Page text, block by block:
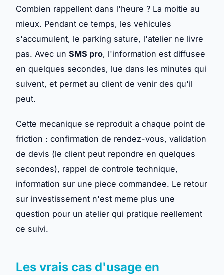
Combien rappellent dans l'heure ? La moitie au
mieux. Pendant ce temps, les vehicules
s'accumulent, le parking sature, l'atelier ne livre
pas. Avec un SMS pro, l'information est diffusee
en quelques secondes, lue dans les minutes qui
suivent, et permet au client de venir des qu'il
peut.
Cette mecanique se reproduit a chaque point de
friction : confirmation de rendez-vous, validation
de devis (le client peut repondre en quelques
secondes), rappel de controle technique,
information sur une piece commandee. Le retour
sur investissement n'est meme plus une
question pour un atelier qui pratique reellement
ce suivi.
Les vrais cas d'usage en